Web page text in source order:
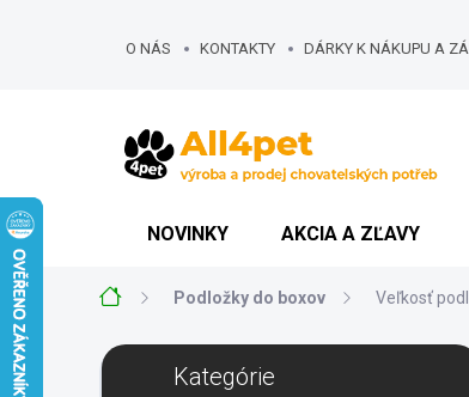
O NÁS KONTAKTY DÁRKY K NÁKUPU A
NOVINKY AKCIA A ZĽAVY
DomovPodložky do boxov Veľkosť
BPreskočiť
kategórieKategórie